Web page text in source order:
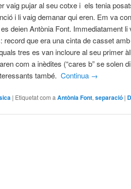
vaig pujar al seu cotxe i els tenia
i li vaig demanar qui eren. Em va
deien Antònia Font. Immediatament li
record que era una cinta de casset
tres es van incloure al seu primer
com a inèdites (“cares b” se solen
també.Continua →
| Etiquetat com a Antònia Font,separació |